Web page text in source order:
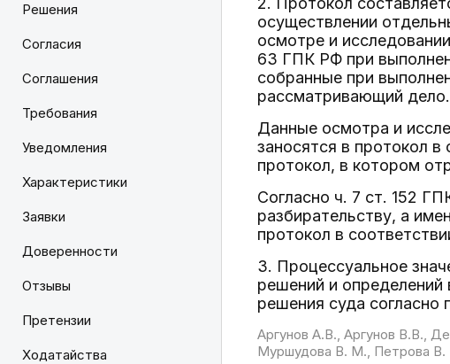
Решения
Согласия
Соглашения
Требования
Уведомления
Характеристики
Заявки
Доверенности
Отзывы
Претензии
Ходатайства
осуществлении
осмотре и
63 ГПК РФ при
собранные при
рассматривающий дело.
Данные осмотра и
заносятся в протокол
протокол, в котором
Согласно ч. 7 ст. 152
разбирательству, а
протокол в
3. Процессуальное
решений и
решения суда
Аргунов А.В., Аргунов В.В.,
Муршудова В. М., Петрова В.